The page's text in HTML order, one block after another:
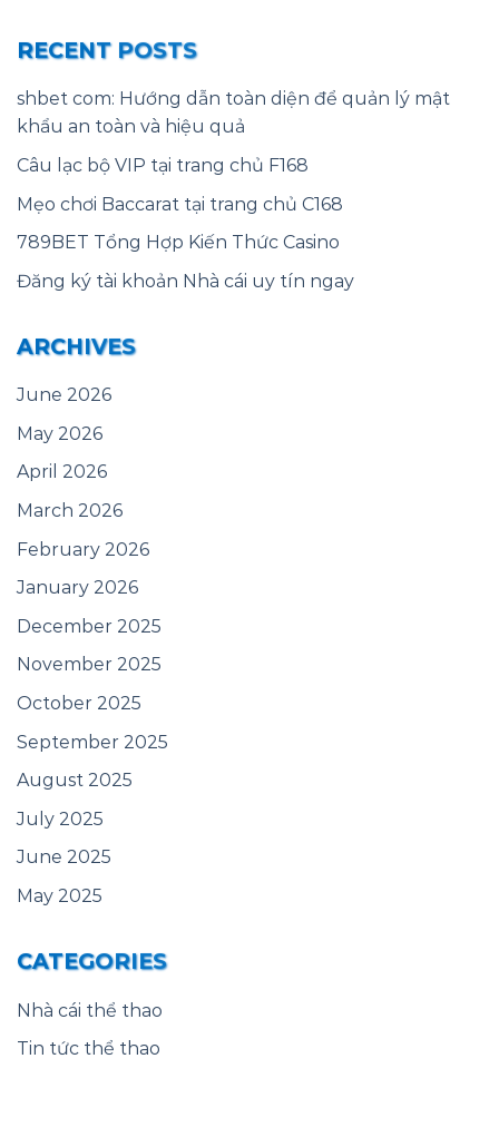
RECENT POSTS
shbet com: Hướng dẫn toàn diện để quản lý mật
khẩu an toàn và hiệu quả
Câu lạc bộ VIP tại trang chủ F168
Mẹo chơi Baccarat tại trang chủ C168
789BET Tổng Hợp Kiến Thức Casino
Đăng ký tài khoản Nhà cái uy tín ngay
ARCHIVES
June 2026
May 2026
April 2026
March 2026
February 2026
January 2026
December 2025
November 2025
October 2025
September 2025
August 2025
July 2025
June 2025
May 2025
CATEGORIES
Nhà cái thể thao
Tin tức thể thao